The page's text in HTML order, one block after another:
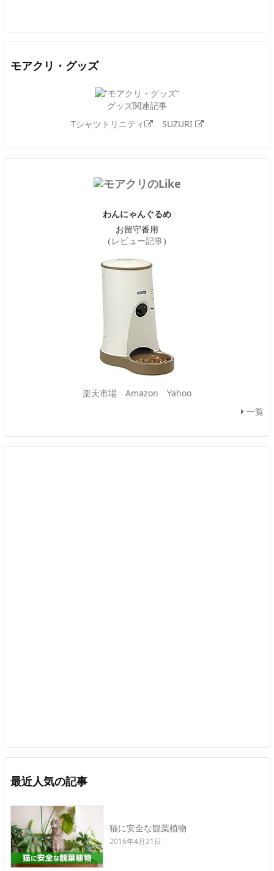
モアクリ・グッズ
グッズ関連記事
Tシャツトリニティ
SUZURI
わんにゃんぐるめ
お留守番用
（ レビュー記事）
楽天市場 Amazon
Yahoo
一覧
最近人気の記事
猫に安全な観葉植物
2016年4月21日